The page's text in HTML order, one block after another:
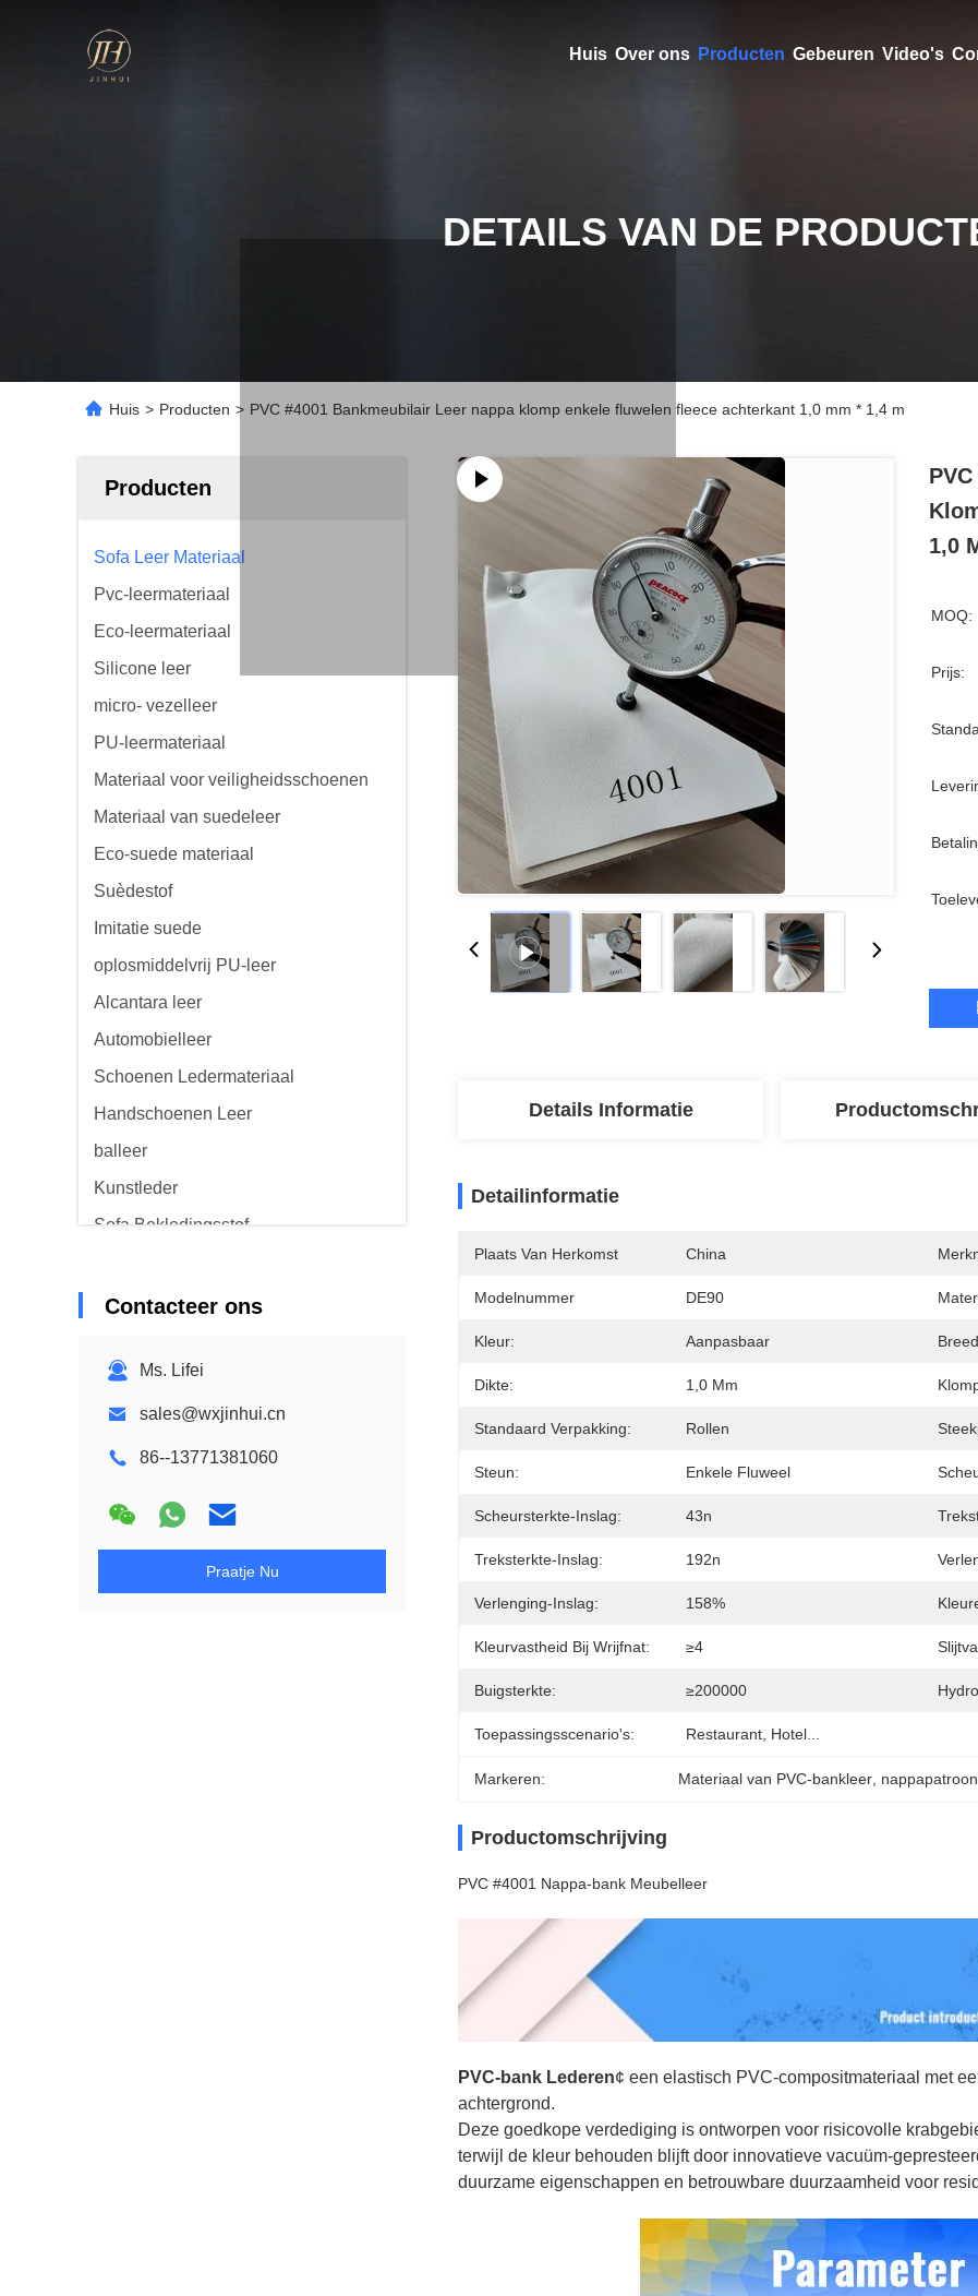
Huis Over ons Producten Gebeuren Video's
DETAILS VAN DE
Huis > Producten > PVC #4001 Bankmeubilair Leer nappa klomp enkele fluwelen fleece achterkant 1,0 mm * 1,4 m
Producten
Sofa Leer Materiaal
Pvc-leermateriaal
Eco-leermateriaal
Silicone leer
micro- vezelleer
PU-leermateriaal
Materiaal voor veiligheidsschoenen
Materiaal van suedeleer
Eco-suede materiaal
Suèdestof
Imitatie suede
oplosmiddelvrij PU-leer
Alcantara leer
Automobielleer
Schoenen Ledermateriaal
Handschoenen Leer
balleer
Kunstleder
Sofa Bekledingsstof
Contacteer ons
Ms. Lifei
sales@wxjinhui.cn
86--13771381060
Praatje Nu
1,0
MOQ:
Prijs:
Details Informatie
Detailinformatie
Plaats Van Herkomst China
Modelnummer DE90
Kleur: Aanpasbaar
Dikte: 1,0 Mm
Standaard Verpakking: Rollen
Steun: Enkele Fluweel
Scheursterkte-Inslag: 43n
Treksterkte-Inslag: 192n
Verlenging-Inslag: 158%
Kleurvastheid Bij Wrijfnat: ≥4
Buigsterkte: ≥200000
Toepassingsscenario's: Restaurant, Hotel...
Markeren: Materiaal van PVC-bankleer
Productomschrijving
PVC #4001 Nappa-bank Meubelleer
PVC-bank Lederen¢ een elastisch PVC-compositmateriaal met
achtergrond.
Deze goedkope verdediging is ontworpen voor risicovolle
terwijl de kleur behouden blijft door innovatieve vacuüm-
duurzame eigenschappen en betrouwbare duurzaamheid voor